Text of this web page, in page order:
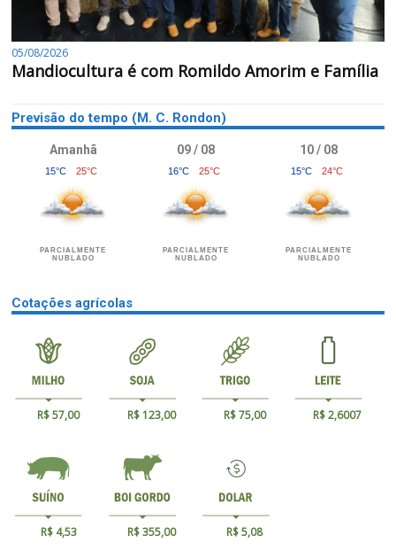
05/08/2026
Mandiocultura é com Romildo Amorim e Família
Previsão do tempo (M. C. Rondon)
Amanhã
15°C 25°C
PARCIALMENTE
NUBLADO
09 / 08
16°C 25°C
PARCIALMENTE
NUBLADO
10 / 08
15°C 24°C
PARCIALMENTE
NUBLADO
Cotações agrícolas
R$ 57,00 R$ 123,00 R$ 75,00 R$ 2,6007
R$ 4,53 R$ 355,00 R$ 5,08